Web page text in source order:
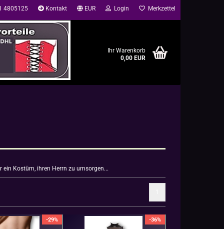
4805125 Kontakt EUR Login Merkzettel
Ihr Warenkorb
0,00 EUR
Kostüm, ihren Herrn zu umsorgen...
-29% -36%